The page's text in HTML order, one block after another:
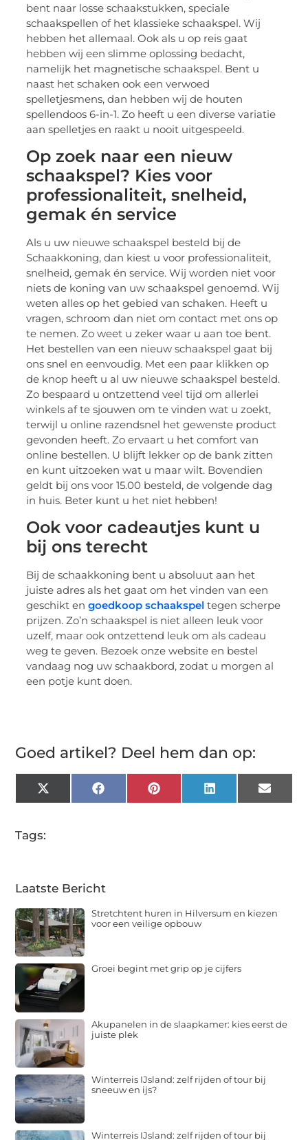
bent naar losse schaakstukken, speciale
schaakspellen of het klassieke schaakspel. Wij
hebben het allemaal. Ook als u op reis gaat
hebben wij een slimme oplossing bedacht,
namelijk het magnetische schaakspel. Bent u
naast het schaken ook een verwoed
spelletjesmens, dan hebben wij de houten
spellendoos 6-in-1. Zo heeft u een diverse variatie
aan spelletjes en raakt u nooit uitgespeeld.
Op zoek naar een nieuw
schaakspel? Kies voor
professionaliteit, snelheid,
gemak én service
Als u uw nieuwe schaakspel besteld bij de
Schaakkoning, dan kiest u voor professionaliteit,
snelheid, gemak én service. Wij worden niet voor
niets de koning van uw schaakspel genoemd. Wij
weten alles op het gebied van schaken. Heeft u
vragen, schroom dan niet om contact met ons op
te nemen. Zo weet u zeker waar u aan toe bent.
Het bestellen van een nieuw schaakspel gaat bij
ons snel en eenvoudig. Met een paar klikken op
de knop heeft u al uw nieuwe schaakspel besteld.
Zo bespaard u ontzettend veel tijd om allerlei
winkels af te sjouwen om te vinden wat u zoekt,
terwijl u online razendsnel het gewenste product
gevonden heeft. Zo ervaart u het comfort van
online bestellen. U blijft lekker op de bank zitten
en kunt uitzoeken wat u maar wilt. Bovendien
geldt bij ons voor 15.00 besteld, de volgende dag
in huis. Beter kunt u het niet hebben!
Ook voor cadeautjes kunt u
bij ons terecht
Bij de schaakkoning bent u absoluut aan het
juiste adres als het gaat om het vinden van een
geschikt engoedkoop schaakspel tegen scherpe
prijzen. Zo’n schaakspel is niet alleen leuk voor
uzelf, maar ook ontzettend leuk om als cadeau
weg te geven. Bezoek onze website en bestel
vandaag nog uw schaakbord, zodat u morgen al
een potje kunt doen.
Goed artikel? Deel hem dan op:
X
(Twitter)
FacebookPinterestLinkedInEmail
Tags:
Laatste Bericht
Stretchtent huren in Hilversum en kiezen
voor een veilige opbouw
Groei begint met grip op je cijfers
Akupanelen in de slaapkamer: kies eerst de
juiste plek
Winterreis IJsland: zelf rijden of tour bij
sneeuw en ijs?
Winterreis IJsland: zelf rijden of tour bij